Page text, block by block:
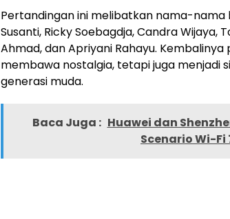
Pertandingan ini melibatkan nama-nama
Susanti, Ricky Soebagdja, Candra Wijaya,
Ahmad, dan Apriyani Rahayu.
membawa nostalgia, tetapi juga menjadi
generasi muda.
Baca Juga : Huawei dan
Scenario Wi-